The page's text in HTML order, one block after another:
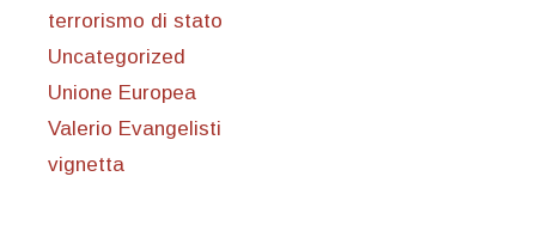
terrorismo di stato
Uncategorized
Unione Europea
Valerio Evangelisti
vignetta